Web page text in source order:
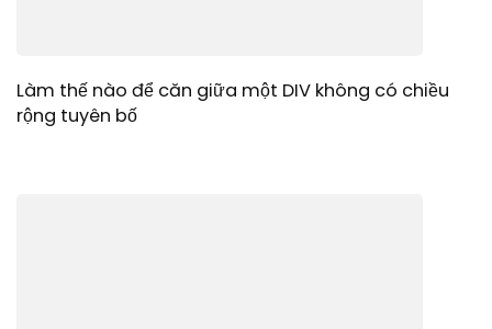
Làm thế nào để căn giữa một DIV không có chiều
rộng tuyên bố